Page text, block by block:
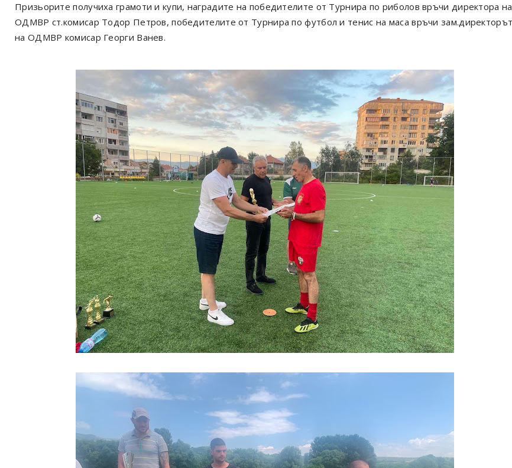
Призьорите получиха грамоти и купи, наградите на победителите от Турнира по риболов връчи директора на
ОДМВР ст.комисар Тодор Петров, победителите от Турнира по футбол и тенис на маса връчи зам.директорът
на ОДМВР комисар Георги Ванев.